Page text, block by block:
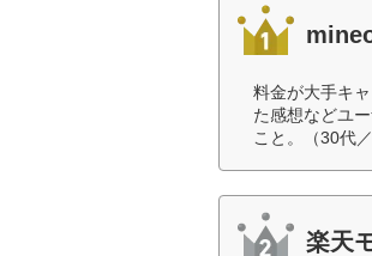
料金が大手キ
た感想などユ
こと。（30代／
楽天